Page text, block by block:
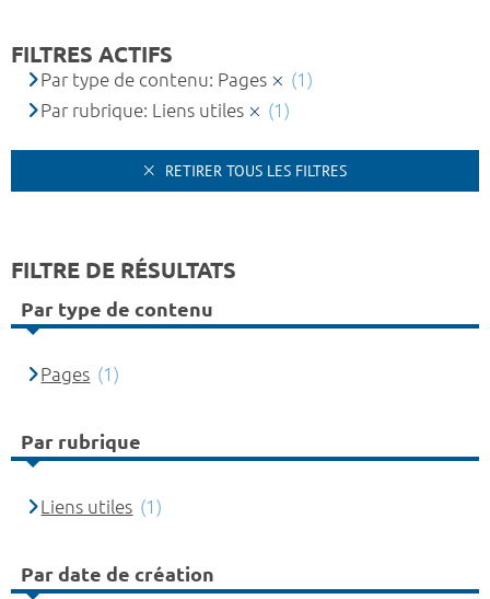
FILTRES ACTIFS
Par type de contenu: Pages
(1)
Par rubrique: Liens utiles
(1)
RETIRER TOUS LES FILTRES
FILTRE DE RÉSULTATS
Par type de contenu
Pages (1)
Par rubrique
Liens utiles (1)
Par date de création